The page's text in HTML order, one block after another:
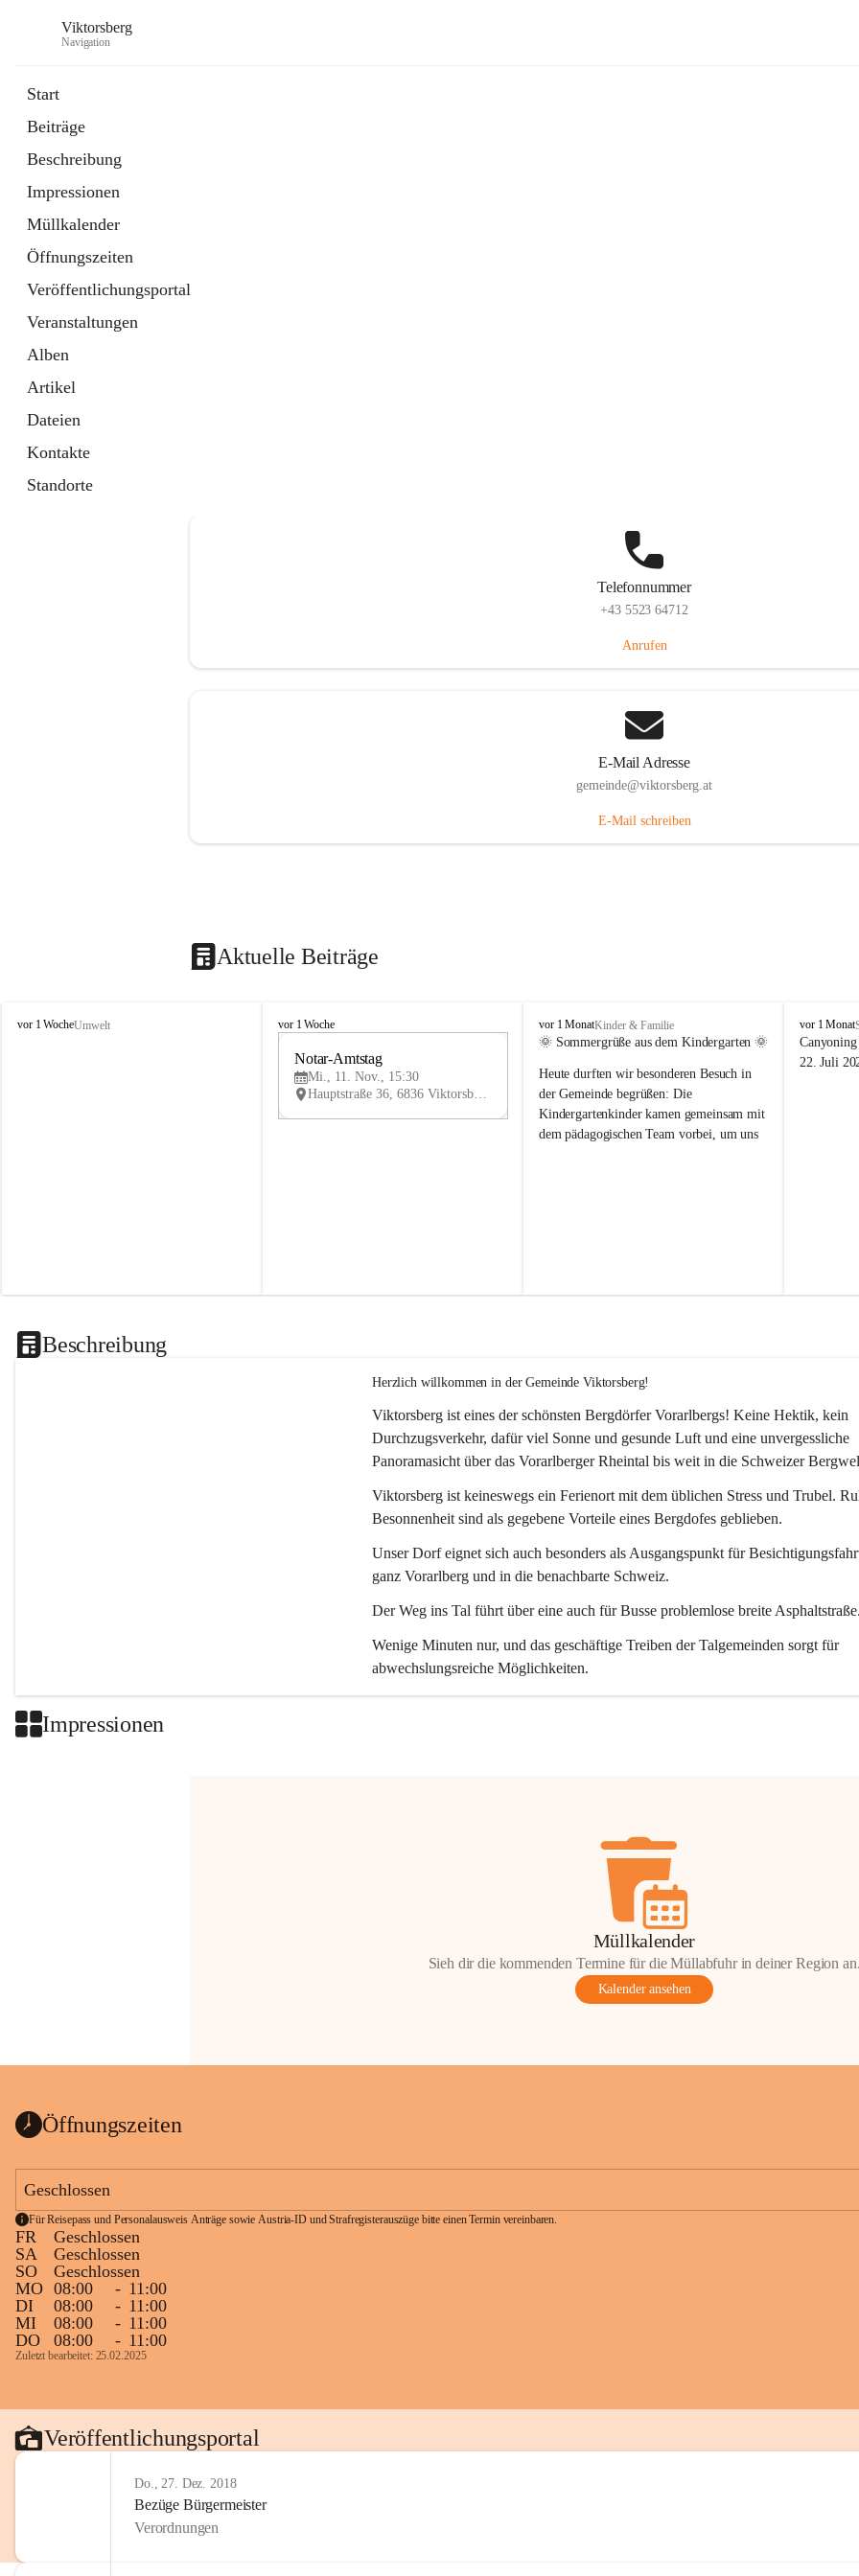
Viktorsberg
Navigation
Start
Beiträge
Beschreibung
Impressionen
Müllkalender
Öffnungszeiten
Veröffentlichungsportal
Veranstaltungen
Alben
Artikel
Dateien
Kontakte
Standorte
Telefonnummer
+43 5523 64712
Anrufen
E-Mail Adresse
gemeinde@viktorsberg.at
E-Mail schreiben
Aktuelle Beiträge
V
vor 1 WocheUmwelt
V
vor 1 Woche
V
Notar-Amtstag
Mi., 11. Nov., 15:30
Hauptstraße 36, 6836 Viktorsberg, AUT
V
i
t
o
r
s
vor 1 MonatKinder & Familie
🌞 Sommergrüße aus dem Kindergarten 🌞
Heute durften wir besonderen Besuch in
der Gemeinde begrüßen: Die
Kindergartenkinder kamen gemeinsam mit
dem pädagogischen Team vorbei, um uns
V
i
k
vor 1 Monat
22. Juli
Beschreibung
Herzlich willkommen in der Gemeinde Viktorsberg!
Viktorsberg ist eines der schönsten Bergdörfer Vorarlbergs! Keine Hektik, kein
Durchzugsverkehr, dafür viel Sonne und gesunde Luft und eine unvergessliche
Panoramasicht über das Vorarlberger Rheintal bis weit in die Schweizer
Viktorsberg ist keineswegs ein Ferienort mit dem üblichen Stress und Trubel.
Besonnenheit sind als gegebene Vorteile eines Bergdofes geblieben.
Unser Dorf eignet sich auch besonders als Ausgangspunkt für
ganz Vorarlberg und in die benachbarte Schweiz.
Der Weg ins Tal führt über eine auch für Busse problemlose breite
Wenige Minuten nur, und das geschäftige Treiben der Talgemeinden sorgt für
abwechslungsreiche Möglichkeiten.
Impressionen
Müllkalender
Sieh dir die kommenden Termine für die Müllabfuhr in deiner Region
Kalender ansehen
Öffnungszeiten
Geschlossen
Für Reisepass und Personalausweis Anträge sowie Austria-ID und Strafregisterauszüge bitte einen Termin vereinbaren.
FR
Geschlossen
SA
Geschlossen
SO
Geschlossen
MO 08:00 - 11:00
DI
08:00 - 11:00
MI
08:00 - 11:00
DO
08:00 - 11:00
Zuletzt bearbeitet: 25.02.2025
Veröffentlichungsportal
Do., 27. Dez. 2018
Bezüge Bürgermeister
Verordnungen